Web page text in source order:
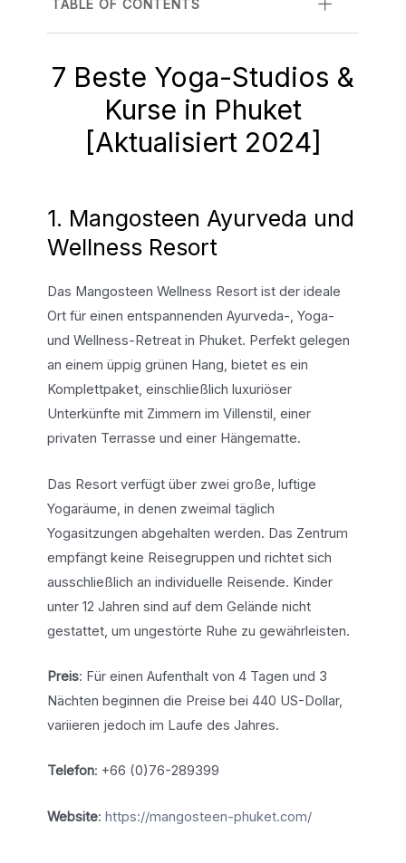
TABLE OF CONTENTS
7 Beste Yoga-Studios &
Kurse in Phuket
[Aktualisiert 2024]
1. Mangosteen Ayurveda und
Wellness Resort
Das Mangosteen Wellness Resort ist der ideale
Ort für einen entspannenden Ayurveda-, Yoga-
und Wellness-Retreat in Phuket. Perfekt gelegen
an einem üppig grünen Hang, bietet es ein
Komplettpaket, einschließlich luxuriöser
Unterkünfte mit Zimmern im Villenstil, einer
privaten Terrasse und einer Hängematte.
Das Resort verfügt über zwei große, luftige
Yogaräume, in denen zweimal täglich
Yogasitzungen abgehalten werden. Das Zentrum
empfängt keine Reisegruppen und richtet sich
ausschließlich an individuelle Reisende. Kinder
unter 12 Jahren sind auf dem Gelände nicht
gestattet, um ungestörte Ruhe zu gewährleisten.
Preis: Für einen Aufenthalt von 4 Tagen und 3
Nächten beginnen die Preise bei 440 US-Dollar,
variieren jedoch im Laufe des Jahres.
Telefon: +66 (0)76-289399
Website: https://mangosteen-phuket.com/